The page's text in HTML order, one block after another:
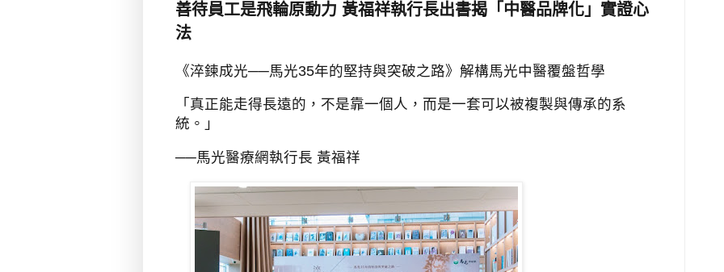
善待員工是飛輪原動力 黃福祥執行長出書揭「中醫品牌化」實證心
法
《淬鍊成光──馬光35年的堅持與突破之路》解構馬光中醫覆盤哲學
「真正能走得長遠的，不是靠一個人，而是一套可以被複製與傳承的系
統。」
──馬光醫療網執行長 黃福祥